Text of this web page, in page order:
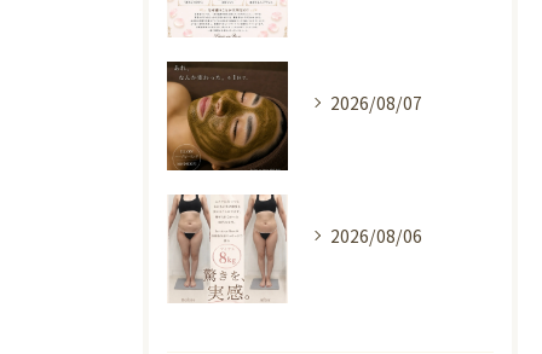
2026/08/07
2026/08/06